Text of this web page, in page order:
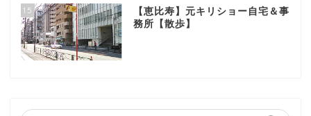
15
【恵比寿】元キリショー自宅＆事
務所【散歩】